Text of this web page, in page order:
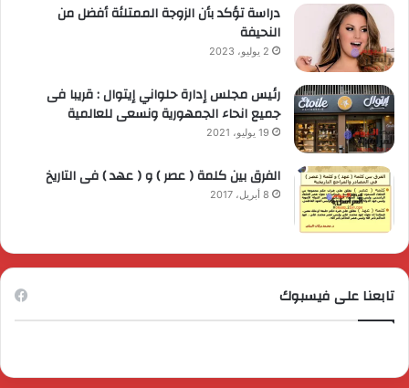
دراسة تؤكد بأن الزوجة الممتلئة أفضل من
النحيفة
2 يوليو، 2023
رئيس مجلس إدارة حلواني إيتوال : قريبا فى
جميع انحاء الجمهورية ونسعى للعالمية
19 يوليو، 2021
الفرق بين كلمة ( عصر ) و ( عهد ) فى التاريخ
8 أبريل، 2017
تابعنا على فيسبوك